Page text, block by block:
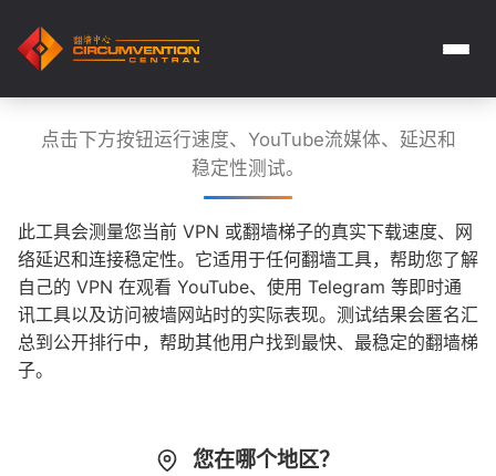
点击下方按钮运行速度、YouTube流媒体、延迟和
稳定性测试。
此工具会测量您当前 VPN 或翻墙梯子的真实下载速度、网
络延迟和连接稳定性。它适用于任何翻墙工具，帮助您了解
自己的 VPN 在观看 YouTube、使用 Telegram 等即时通
讯工具以及访问被墙网站时的实际表现。测试结果会匿名汇
总到公开排行中，帮助其他用户找到最快、最稳定的翻墙梯
子。
您在哪个地区？